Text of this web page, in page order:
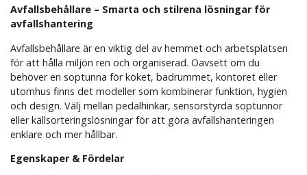
Avfallsbehållare – Smarta och stilrena lösningar för
avfallshantering
Avfallsbehållare är en viktig del av hemmet och arbetsplatsen
för att hålla miljön ren och organiserad. Oavsett om du
behöver en soptunna för köket, badrummet, kontoret eller
utomhus finns det modeller som kombinerar funktion, hygien
och design. Välj mellan pedalhinkar, sensorstyrda soptunnor
eller källsorteringslösningar för att göra avfallshanteringen
enklare och mer hållbar.
Egenskaper & Fördelar